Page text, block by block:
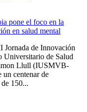
pone el foco en la
en salud mental
Jornada de Innovación
Universitario de Salud
Llull (IUSMVB-
un centenar de
150...